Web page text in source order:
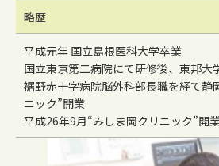
略歴
平成元年 国立島根医科大学卒業
国立東京第二病院にて研修後、東邦大
裾野赤十字病院脳外科部長職を経て静
ニック”開業
平成26年9月“みしま岡クリニック”開